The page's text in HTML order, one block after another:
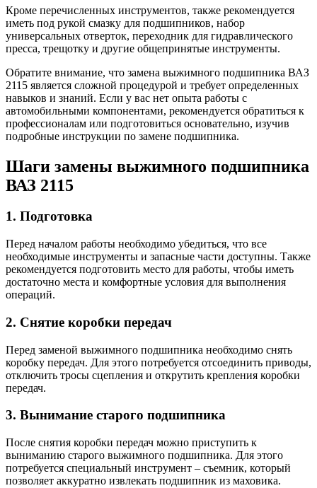
Кроме перечисленных инструментов, также рекомендуется
иметь под рукой смазку для подшипников, набор
универсальных отверток, переходник для гидравлического
пресса, трещотку и другие общепринятые инструменты.
Обратите внимание, что замена выжимного подшипника ВАЗ
2115 является сложной процедурой и требует определенных
навыков и знаний. Если у вас нет опыта работы с
автомобильными компонентами, рекомендуется обратиться к
профессионалам или подготовиться основательно, изучив
подробные инструкции по замене подшипника.
Шаги замены выжимного подшипника
ВАЗ 2115
1. Подготовка
Перед началом работы необходимо убедиться, что все
необходимые инструменты и запасные части доступны. Также
рекомендуется подготовить место для работы, чтобы иметь
достаточно места и комфортные условия для выполнения
операций.
2. Снятие коробки передач
Перед заменой выжимного подшипника необходимо снять
коробку передач. Для этого потребуется отсоединить приводы,
отключить тросы сцепления и открутить крепления коробки
передач.
3. Вынимание старого подшипника
После снятия коробки передач можно приступить к
выниманию старого выжимного подшипника. Для этого
потребуется специальный инструмент – съемник, который
позволяет аккуратно извлекать подшипник из маховика.